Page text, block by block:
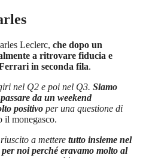
Leclerc, che dopo un
a ritrovare fiducia e
in seconda fila.
nel Q2 e poi nel Q3. Siamo
da un weekend
positivo per una questione di
il monegasco.
a mettere tutto insieme nel
noi perché eravamo molto al